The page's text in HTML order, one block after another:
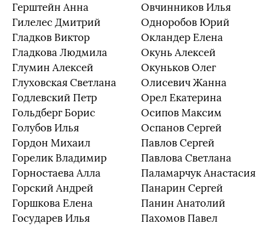
Герштейн Анна
Гилелес Дмитрий
Гладков Виктор
Гладкова Людмила
Глумин Алексей
Глуховская Светлана
Годлевский Петр
Гольдберг Борис
Голубов Илья
Гордон Михаил
Горелик Владимир
Горностаева Алла
Горский Андрей
Горшкова Елена
Государев Илья
Овчинников Илья
Одноробов Юрий
Окландер Елена
Окунь Алексей
Окуньков Олег
Олисевич Жанна
Орел Екатерина
Осипов Максим
Оспанов Сергей
Павлов Сергей
Павлова Светлана
Паламарчук Анастасия
Панарин Сергей
Панин Анатолий
Пахомов Павел